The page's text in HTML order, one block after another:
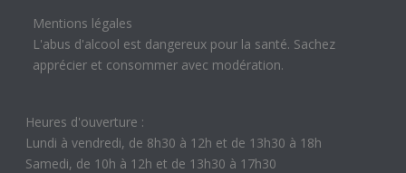
Mentions légales
L'abus d'alcool est dangereux pour la santé. Sachez
apprécier et consommer avec modération.
Heures d'ouverture :
Lundi à vendredi, de 8h30 à 12h et de 13h30 à 18h
Samedi, de 10h à 12h et de 13h30 à 17h30